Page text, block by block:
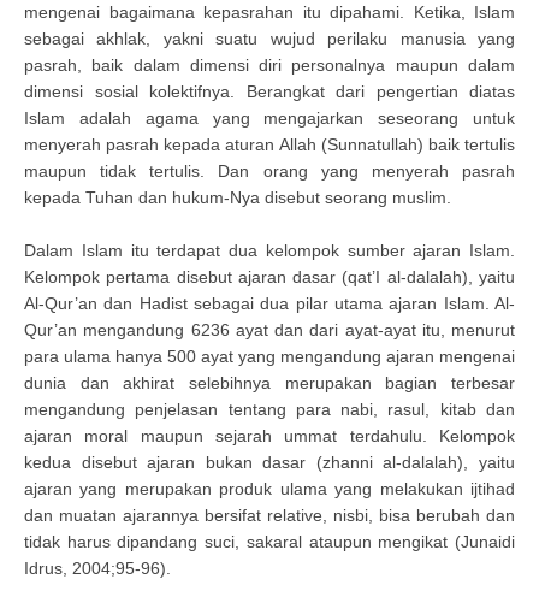
mengenai bagaimana kepasrahan itu dipahami. Ketika, Islam
sebagai akhlak, yakni suatu wujud perilaku manusia yang
pasrah, baik dalam dimensi diri personalnya maupun dalam
dimensi sosial kolektifnya. Berangkat dari pengertian diatas
Islam adalah agama yang mengajarkan seseorang untuk
menyerah pasrah kepada aturan Allah (Sunnatullah) baik tertulis
maupun tidak tertulis. Dan orang yang menyerah pasrah
kepada Tuhan dan hukum-Nya disebut seorang muslim.
Dalam Islam itu terdapat dua kelompok sumber ajaran Islam.
Kelompok pertama disebut ajaran dasar (qat’I al-dalalah), yaitu
Al-Qur’an dan Hadist sebagai dua pilar utama ajaran Islam. Al-
Qur’an mengandung 6236 ayat dan dari ayat-ayat itu, menurut
para ulama hanya 500 ayat yang mengandung ajaran mengenai
dunia dan akhirat selebihnya merupakan bagian terbesar
mengandung penjelasan tentang para nabi, rasul, kitab dan
ajaran moral maupun sejarah ummat terdahulu. Kelompok
kedua disebut ajaran bukan dasar (zhanni al-dalalah), yaitu
ajaran yang merupakan produk ulama yang melakukan ijtihad
dan muatan ajarannya bersifat relative, nisbi, bisa berubah dan
tidak harus dipandang suci, sakaral ataupun mengikat (Junaidi
Idrus, 2004;95-96).